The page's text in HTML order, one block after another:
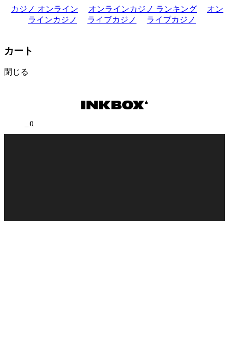
カジノ オンライン オンラインカジノ ランキング
オン
ラインカジノ
ライブカジノ ライブカジノ
カート
閉じる
0